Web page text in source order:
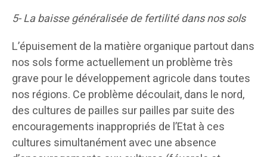
5- La baisse généralisée de fertilité dans nos sols
L’épuisement de la matière organique partout dans
nos sols forme actuellement un problème très
grave pour le développement agricole dans toutes
nos régions. Ce problème découlait, dans le nord,
des cultures de pailles sur pailles par suite des
encouragements inappropriés de l’Etat à ces
cultures simultanément avec une absence